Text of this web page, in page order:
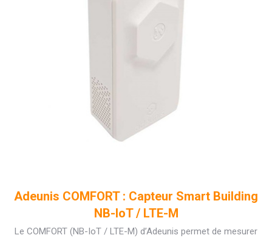
Adeunis COMFORT : Capteur Smart Building
NB-IoT / LTE-M
Le COMFORT (NB-IoT / LTE-M) d’Adeunis permet de mesurer